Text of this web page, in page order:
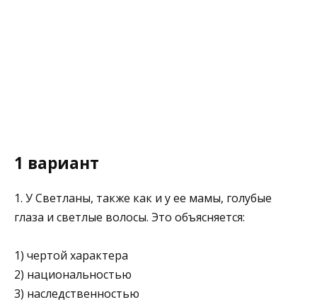
1 вариант
1. У Светланы, также как и у ее мамы, голубые
глаза и светлые волосы. Это объясняется:
1) чертой характера
2) национальностью
3) наследственностью